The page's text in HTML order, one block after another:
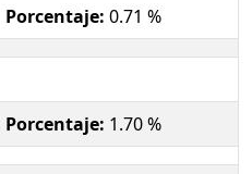
Porcentaje: 0.71 %
Porcentaje: 1.70 %